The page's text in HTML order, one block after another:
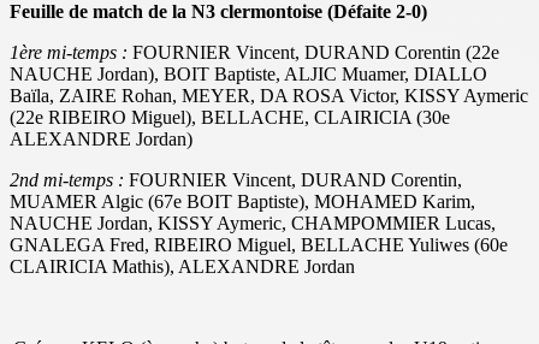
Feuille de match de la N3 clermontoise (Défaite 2-0)
1ère mi-temps : FOURNIER Vincent, DURAND Corentin (22e
NAUCHE Jordan), BOIT Baptiste, ALJIC Muamer, DIALLO
Baïla, ZAIRE Rohan, MEYER, DA ROSA Victor, KISSY Aymeric
(22e RIBEIRO Miguel), BELLACHE, CLAIRICIA (30e
ALEXANDRE Jordan)
2nd mi-temps : FOURNIER Vincent, DURAND Corentin,
MUAMER Algic (67e BOIT Baptiste), MOHAMED Karim,
NAUCHE Jordan, KISSY Aymeric, CHAMPOMMIER Lucas,
GNALEGA Fred, RIBEIRO Miguel, BELLACHE Yuliwes (60e
CLAIRICIA Mathis), ALEXANDRE Jordan